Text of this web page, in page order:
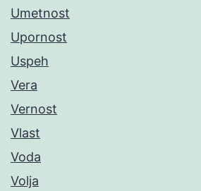
Umetnost
Upornost
Uspeh
Vera
Vernost
Vlast
Voda
Volja